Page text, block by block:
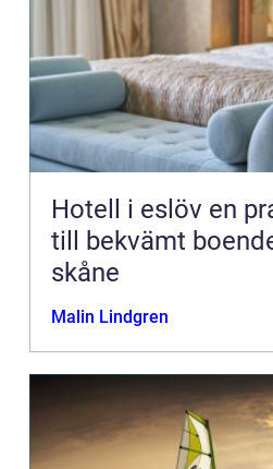
Hotell i eslöv en praktisk guide
till bekvämt
skåne
Malin Lindgren